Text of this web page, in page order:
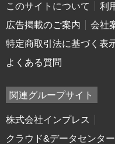
このサイトについて 利
広告掲載のご案内
会社
特定商取引法に基づく表
よくある質問
関連グループサイト
株式会社インプレス
クラウド&データセンタ